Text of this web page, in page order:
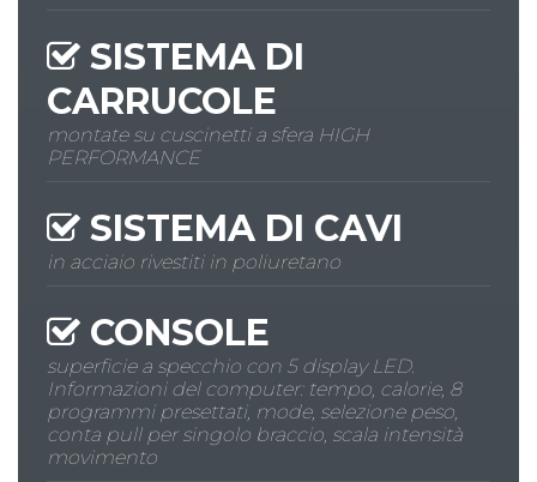
SISTEMA DI
CARRUCOLE
montate su cuscinetti a sfera HIGH
PERFORMANCE
SISTEMA DI CAVI
in acciaio rivestiti in poliuretano
CONSOLE
superficie a specchio con 5 display LED.
Informazioni del computer: tempo, calorie, 8
programmi presettati, mode, selezione peso,
conta pull per singolo braccio, scala intensità
movimento